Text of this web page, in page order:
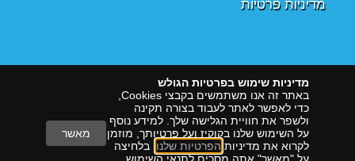
מדיניות פרטיות
מדיניות שימוש בפרטיות הגולש
כדי לאפשר לאתר לעבוד בצורה תקינה
ולשפר את חוויית הגלישה שלך. למידע נוסף
על השימוש שלנו בקוקיז ועל פרטיותך, מוזמן
לקרוא את מדיניות הפרטיות שלנו . בלחיצה
מאשר